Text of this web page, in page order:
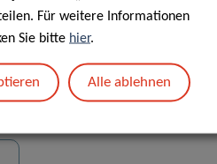
Für weitere Informationen
Sie bitte hier.
Alle ablehnen